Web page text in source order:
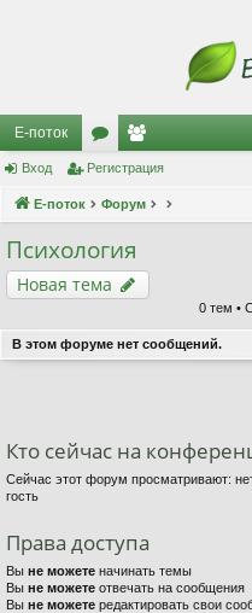
Е-поток
ор
ум
ол
ьз
ат
и
Вход Регистрация
Е-поток Форум
Психология
Новая тема
0 тем •
В этом форуме нет сообщений.
Кто сейчас на
Сейчас этот форум просматривают:
гость
Права доступа
Вы не можете начинать темы
Вы не можете отвечать на сообщения
Вы не можете редактировать свои